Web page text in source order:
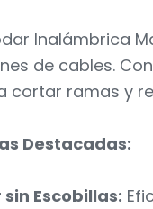
Inalámbrica
de cables.
cortar ramas y
Destacadas:
Escobillas: